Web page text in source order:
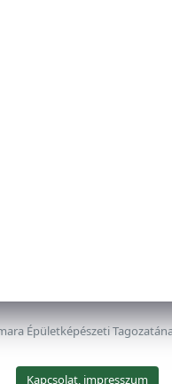
Épületképészeti
Kapcsolat, impresszum